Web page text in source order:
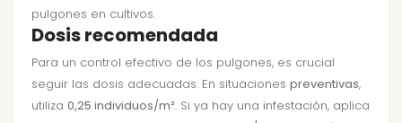
pulgones en cultivos.
Dosis recomendada
Para un control efectivo de los pulgones, es crucial
seguir las dosis adecuadas. En situaciones preventivas,
utiliza 0,25 individuos/m². Si ya hay una infestación, aplica